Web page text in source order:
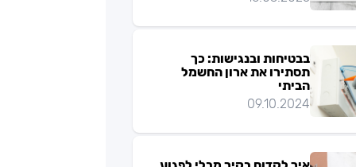
בבטיחות ובנגישות: כך
תסתירו את ארון החשמל
הביתי
09.10.2024